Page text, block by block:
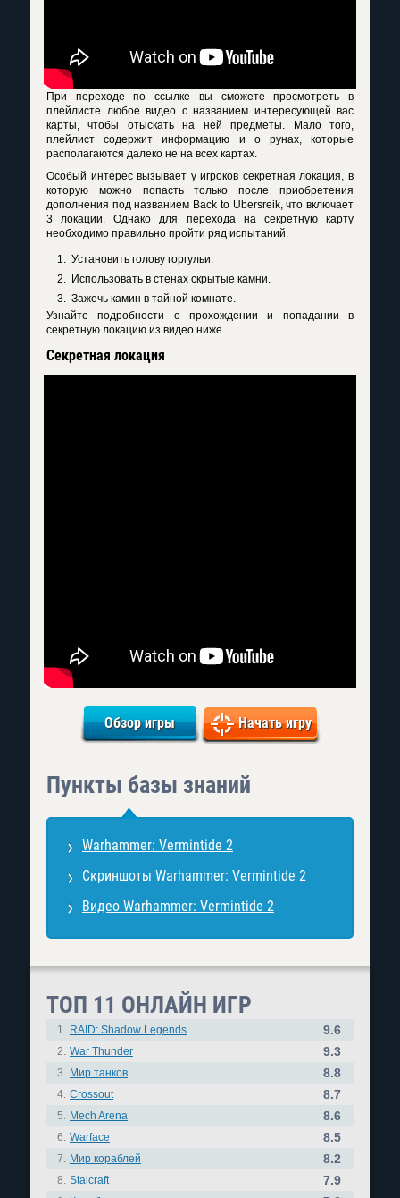
При переходе по ссылке вы сможете просмотреть в
плейлисте любое видео с названием интересующей вас
карты, чтобы отыскать на ней предметы. Мало того,
плейлист содержит информацию и о рунах, которые
располагаются далеко не на всех картах.
Особый интерес вызывает у игроков секретная локация, в
которую можно попасть только после приобретения
дополнения под названием Back to Ubersreik, что включает
3 локации. Однако для перехода на секретную карту
необходимо правильно пройти ряд испытаний.
Установить голову горгульи.
Использовать в стенах скрытые камни.
Зажечь камин в тайной комнате.
Узнайте подробности о прохождении и попадании в
секретную локацию из видео ниже.
Секретная локация
Обзор игры Начать игру
Пункты базы знаний
Warhammer: Vermintide 2
Скриншоты Warhammer: Vermintide 2
Видео Warhammer: Vermintide 2
ТОП 11 ОНЛАЙН ИГР
1. RAID: Shadow Legends 9.6
2. War Thunder 9.3
3. Мир танков 8.8
4. Crossout 8.7
5. Mech Arena 8.6
6. Warface 8.5
7. Мир кораблей 8.2
8. Stalcraft 7.9